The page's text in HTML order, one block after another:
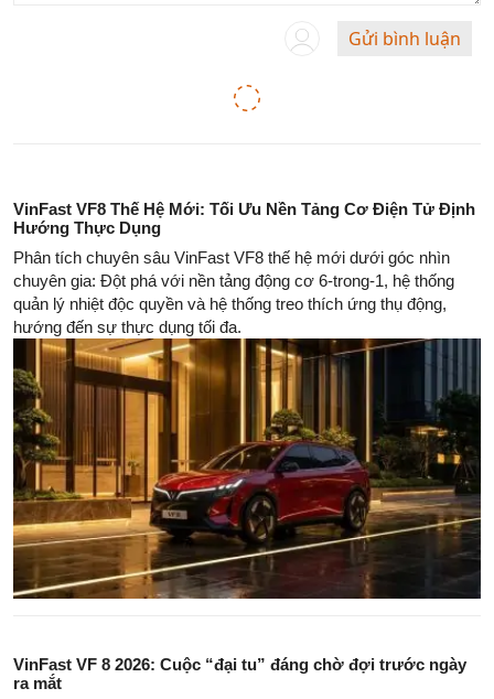
Gửi bình luận
VinFast VF8 Thế Hệ Mới: Tối Ưu Nền Tảng Cơ Điện Tử Định
Hướng Thực Dụng
Phân tích chuyên sâu VinFast VF8 thế hệ mới dưới góc nhìn
chuyên gia: Đột phá với nền tảng động cơ 6-trong-1, hệ thống
quản lý nhiệt độc quyền và hệ thống treo thích ứng thụ động,
hướng đến sự thực dụng tối đa.
VinFast VF 8 2026: Cuộc “đại tu” đáng chờ đợi trước ngày
ra mắt